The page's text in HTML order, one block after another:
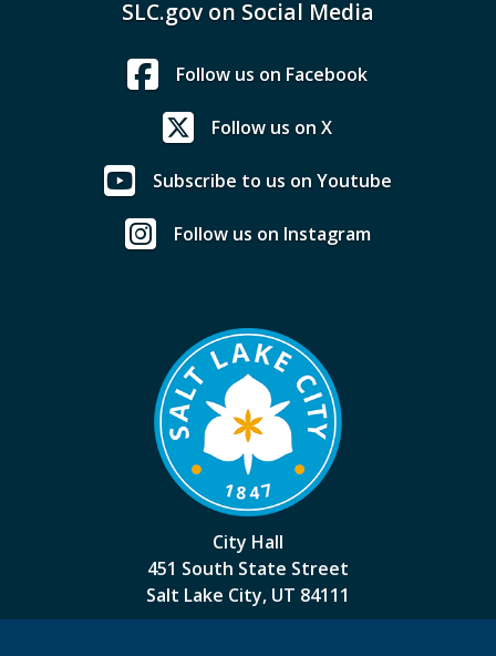
SLC.gov on Social Media
Follow us on Facebook
Follow us on X
Subscribe to us on Youtube
Follow us on Instagram
City Hall
451 South State Street
Salt Lake City, UT 84111